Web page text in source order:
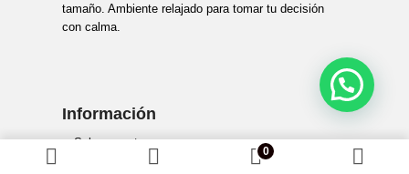
tamaño. Ambiente relajado para tomar tu decisión
con calma.
Información
Sobre nosotros
Personalización para empresas
0